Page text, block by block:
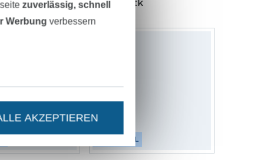
3,90 € / Stk
DIGITAL
zuverlässig, schnell
Werbung verbessern
AKZEPTIEREN